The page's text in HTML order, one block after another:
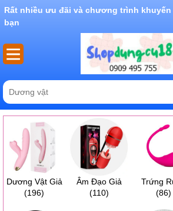
Rất nhiều ưu đãi và chương trình
bạn
Dương Vật Giả
(196)
Âm Đạo Giả
(110)
Trứng
(86)